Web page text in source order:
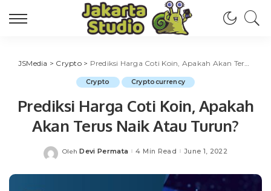
JSMedia > Crypto> Prediksi Harga Coti Koin, Apakah Akan Terus Naik Atau Turun?
Crypto Cryptocurrency
Prediksi Harga Coti Koin, Apakah
Akan Terus Naik Atau Turun?
Posted
Oleh Devi Permata 4 Min Read June 1, 2022